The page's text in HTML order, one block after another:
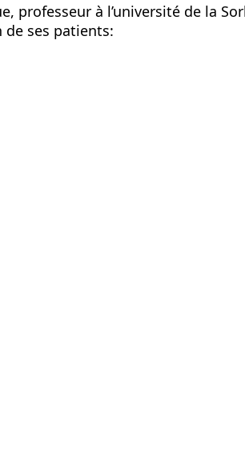
professeur à l’université de la
de ses patients: